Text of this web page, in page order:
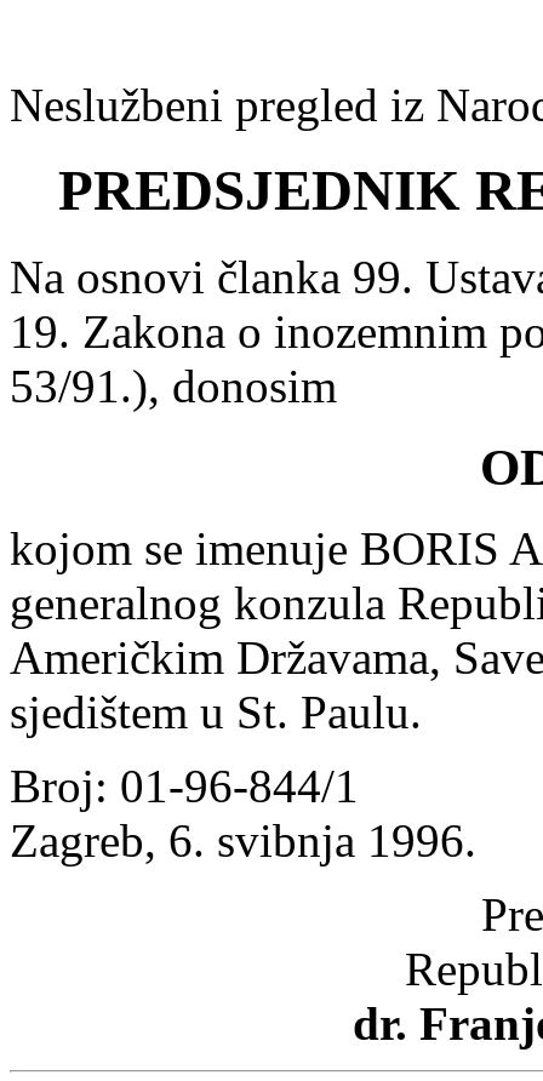
Neslužbeni pregled iz
PREDSJEDNIK
Na osnovi članka 99.
19. Zakona o inozemnim
53/91.), donosim
kojom se imenuje BORIS
generalnog konzula
Američkim Državama,
sjedištem u St. Paulu.
Broj: 01-96-844/1
Zagreb, 6. svibnja 1996.
dr.